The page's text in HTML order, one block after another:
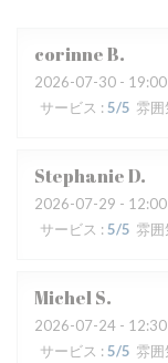
corinneB
2026-07-30 -
サービス : 5/5 雰囲
StephanieD
2026-07-29 -
サービス : 5/5 雰囲
MichelS
2026-07-24 -
サービス : 5/5 雰囲